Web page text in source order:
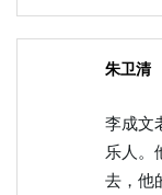
朱卫清
李成文
乐人。
去，他